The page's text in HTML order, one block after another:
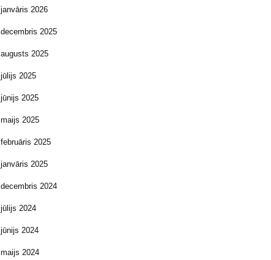
janvāris 2026
decembris 2025
augusts 2025
jūlijs 2025
jūnijs 2025
maijs 2025
februāris 2025
janvāris 2025
decembris 2024
jūlijs 2024
jūnijs 2024
maijs 2024